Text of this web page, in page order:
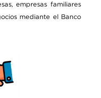
empresas familiares
mediante el Banco